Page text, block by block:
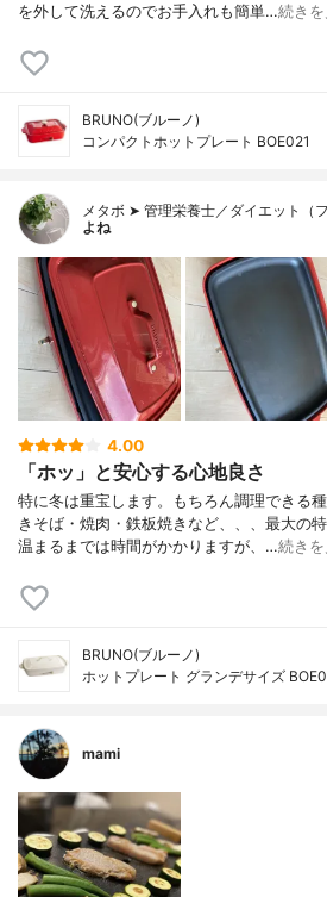
を外して洗えるのでお手入れも簡単…続き
BRUNO(ブルーノ)
コンパクトホットプレート BOE021
メタボ ➤ 管理栄養士／ダイエット（
よね
4.00
「ホッ」と安心する心地良さ
特に冬は重宝します。もちろん調理できる
きそば・焼肉・鉄板焼きなど、、、最大の
温まるまでは時間がかかりますが、…続き
BRUNO(ブルーノ)
ホットプレート グランデサイズ
mami